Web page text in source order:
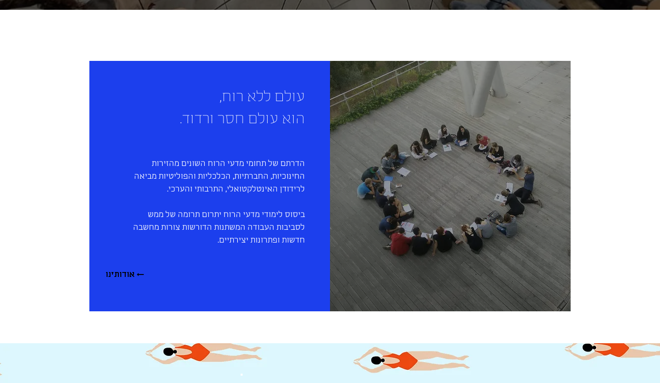
עולם ללא רוח,
הוא עולם חסר ורדוד.
הדרתם של תחומי מדעי הרוח השונים מהזירות
החינוכיות, החברתיות, הכלכליות והפוליטיות מביאה
לרידודן האינטלקטואלי, התרבותי והערכי.
ביסוס לימודי מדעי הרוח יתרום תרומה של ממש
לסביבות העבודה המשתנות הדורשות צורות מחשבה
חדשות ופתרונות יצירתיים.
אודותינו ←